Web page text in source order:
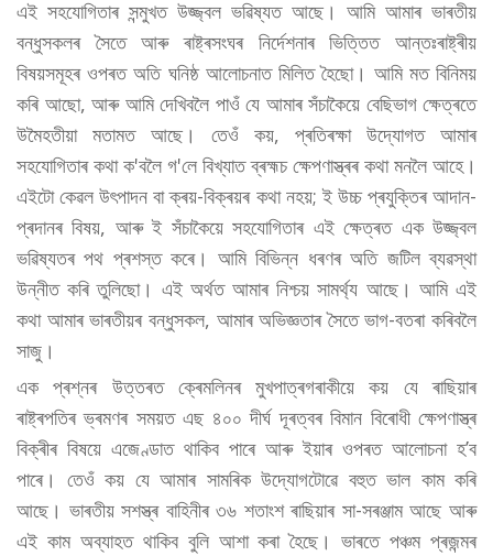
এই সহযোগিতাৰ সন্মুখত উজ্জ্বল ভৱিষ্যত আছে। আমি আমাৰ ভাৰতীয়
বন্ধুসকলৰ সৈতে আৰু ৰাষ্ট্ৰসংঘৰ নিৰ্দেশনাৰ ভিত্তিত আন্তঃৰাষ্ট্ৰীয়
বিষয়সমূহৰ ওপৰত অতি ঘনিষ্ঠ আলোচনাত মিলিত হৈছো। আমি মত বিনিময়
কৰি আছো, আৰু আমি দেখিবলৈ পাওঁ যে আমাৰ সঁচাকৈয়ে বেছিভাগ ক্ষেত্ৰতে
উমৈহতীয়া মতামত আছে। তেওঁ কয়, প্ৰতিৰক্ষা উদ্যোগত আমাৰ
সহযোগিতাৰ কথা ক'বলৈ গ'লে বিখ্যাত ব্ৰহ্মচ ক্ষেপণাস্ত্ৰৰ কথা মনলৈ আহে।
এইটো কেৱল উৎপাদন বা ক্ৰয়-বিক্ৰয়ৰ কথা নহয়; ই উচ্চ প্ৰযুক্তিৰ আদান-
প্ৰদানৰ বিষয়, আৰু ই সঁচাকৈয়ে সহযোগিতাৰ এই ক্ষেত্ৰত এক উজ্জ্বল
ভৱিষ্যতৰ পথ প্ৰশস্ত কৰে। আমি বিভিন্ন ধৰণৰ অতি জটিল ব্যৱস্থা
উন্নীত কৰি তুলিছো। এই অৰ্থত আমাৰ নিশ্চয় সামৰ্থ্য আছে। আমি এই
কথা আমাৰ ভাৰতীয়ৰ বন্ধুসকল, আমাৰ অভিজ্ঞতাৰ সৈতে ভাগ-বতৰা কৰিবলৈ
সাজু।
এক প্ৰশ্নৰ উত্তৰত ক্ৰেমলিনৰ মুখপাত্ৰগৰাকীয়ে কয় যে ৰাছিয়াৰ
ৰাষ্ট্ৰপতিৰ ভ্ৰমণৰ সময়ত এছ ৪০০ দীৰ্ঘ দূৰত্বৰ বিমান বিৰোধী ক্ষেপণাস্ত্ৰ
বিক্ৰীৰ বিষয়ে এজেণ্ডাত থাকিব পাৰে আৰু ইয়াৰ ওপৰত আলোচনা হ’ব
পাৰে। তেওঁ কয় যে আমাৰ সামৰিক উদ্যোগটোৱে বহুত ভাল কাম কৰি
আছে। ভাৰতীয় সশস্ত্ৰ বাহিনীৰ ৩৬ শতাংশ ৰাছিয়াৰ সা-সৰঞ্জাম আছে আৰু
এই কাম অব্যাহত থাকিব বুলি আশা কৰা হৈছে। ভাৰতে পঞ্চম প্ৰজন্মৰ